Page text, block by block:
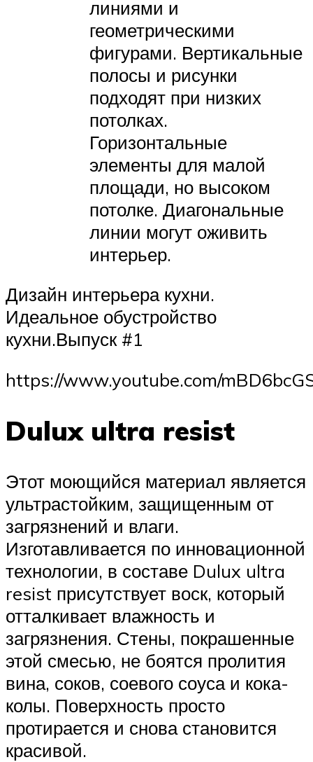
линиями и
геометрическими
фигурами. Вертикальные
полосы и рисунки
подходят при низких
потолках.
Горизонтальные
элементы для малой
площади, но высоком
потолке. Диагональные
линии могут оживить
интерьер.
Дизайн интерьера кухни.
Идеальное обустройство
кухни.Выпуск #1
https://www.youtube.com/
Dulux ultra resist
Этот моющийся материал является
ультрастойким, защищенным от
загрязнений и влаги.
Изготавливается по инновационной
технологии, в составе Dulux ultra
resist присутствует воск, который
отталкивает влажность и
загрязнения. Стены, покрашенные
этой смесью, не боятся пролития
вина, соков, соевого соуса и кока-
колы. Поверхность просто
протирается и снова становится
красивой.